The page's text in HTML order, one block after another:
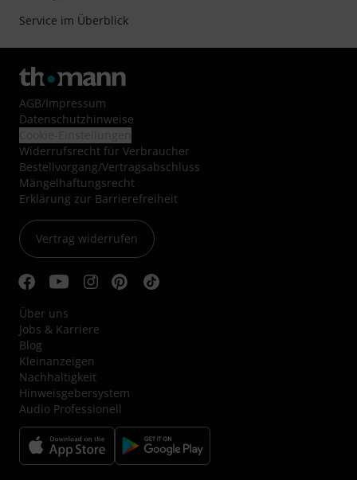
Service im Überblick
AGB/Impressum
Datenschutzhinweise
Widerrufsrecht für Verbraucher
Bestellvorgang/Vertragsabschluss
Mängelhaftungsrecht
Erklärung zur Barrierefreiheit
Vertrag widerrufen
Über uns
Jobs & Karriere
Blog
Kleinanzeigen
Nachhaltigkeit
Hinweisgebersystem
Audio Professionell